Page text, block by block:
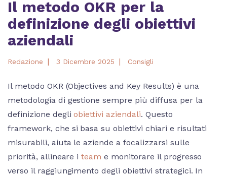
Il metodo OKR per la
definizione degli obiettivi
aziendali
Redazione | 3 Dicembre 2025 | Consigli
Il metodo OKR (Objectives and Key Results) è una
metodologia di gestione sempre più diffusa per la
definizione degliobiettivi aziendali. Questo
framework, che si basa su obiettivi chiari e risultati
misurabili, aiuta le aziende a focalizzarsi sulle
priorità, allineare iteam e monitorare il progresso
verso il raggiungimento degli obiettivi strategici. In